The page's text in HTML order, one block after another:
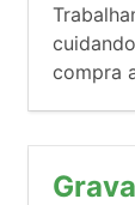
compra